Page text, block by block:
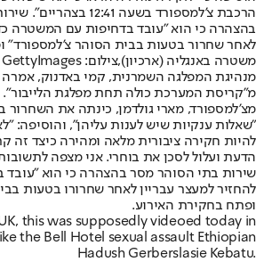
הרכבת צ'למספורד בשעה
בהצהרה כי הוא "עובד בדחיפות עם המשטרה
לאחר שחרור בטעות בבית הסוהר
משטרה באנגליה (ארכיון),צילום: GettyImages
מנהיגת המפלגה השמרנית, קמי באדנוק,
מ"קריסת המערכת כולה תחת מפלגת
מצ'למספורד, מארי גולדמן, כינתה את השחרור
"שאלות ענקיות שיש לענות עליהן", והוסיפה:
להיות חקירה ציבורית מלאה ומהירה כיצד זה
הדעת ועלול לסכן את בוחרי. אני מצפה
שירות בתי הסוהר מסר בהצהרה כי הוא
להחזיר למעצר עבריין לאחר שחרורו בטעות
ופתח בחקירת האירוע.
, this was supposedly videoed today in
the Bell Hotel sexual assault Ethiopian
Hadush Gerberslasie Kebatu.